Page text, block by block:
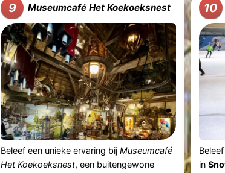
9 Museumcafé Het Koekoeksnest
Beleef een unieke ervaring bij Museumcafé
Het Koekoeksnest, een buitengewone
10
in